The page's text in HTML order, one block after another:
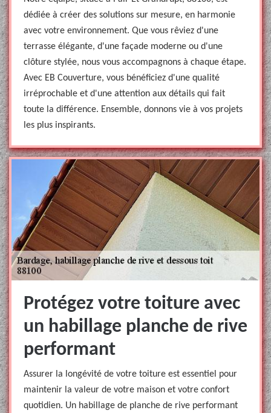
dédiée à créer des solutions sur mesure, en harmonie
avec votre environnement. Que vous rêviez d'une
terrasse élégante, d'une façade moderne ou d'une
clôture stylée, nous vous accompagnons à chaque étape.
Avec EB Couverture, vous bénéficiez d'une qualité
irréprochable et d'une attention aux détails qui fait
toute la différence. Ensemble, donnons vie à vos projets
les plus inspirants.
Protégez votre toiture avec
un habillage planche de rive
performant
Assurer la longévité de votre toiture est essentiel pour
maintenir la valeur de votre maison et votre confort
quotidien. Un habillage de planche de rive performant